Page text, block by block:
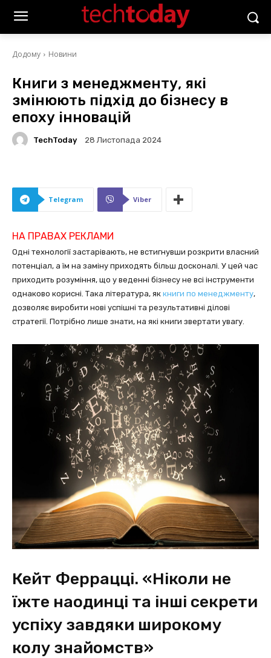
Додому Новини
Книги з менеджменту, які
змінюють підхід до бізнесу в
епоху інновацій
TechToday 28 Листопада 2024
Telegram Viber
НА ПРАВАХ РЕКЛАМИ
Одні технології застарівають, не встигнувши розкрити власний
потенціал, а їм на заміну приходять більш досконалі. У цей час
приходить розуміння, що у веденні бізнесу не всі інструменти
однаково корисні. Така література, як книги по менеджменту,
дозволяє виробити нові успішні та результативні ділові
стратегії. Потрібно лише знати, на які книги звертати увагу.
Кейт Феррацці. «Ніколи не
їжте наодинці та інші секрети
успіху завдяки широкому
колу знайомств»